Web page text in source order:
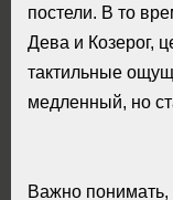
постели. В то
Дева и Козерог,
тактильные
медленный, но
Важно понимать,